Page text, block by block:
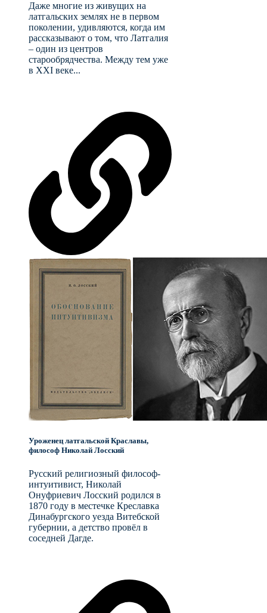
Даже многие из живущих на
латгальских землях не в первом
поколении, удивляются, когда им
рассказывают о том, что Латгалия
– один из центров
старообрядчества. Между тем уже
в XXI веке...
Уроженец латгальской Краславы,
философ Николай Лосский
Русский религиозный философ-
интуитивист, Николай
Онуфриевич Лосский родился в
1870 году в местечке Креславка
Динабургского уезда Витебской
губернии, а детство провёл в
соседней Дагде.